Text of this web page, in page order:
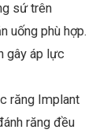
sứ trên
uống phù hợp.
gây áp lực
răng Implant
răng đều